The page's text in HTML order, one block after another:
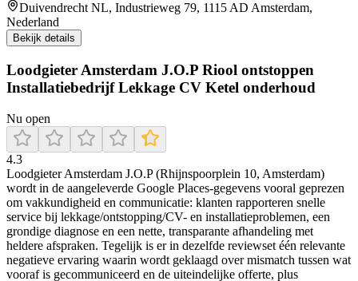
Duivendrecht NL, Industrieweg 79, 1115 AD Amsterdam,
Nederland
Bekijk details
Loodgieter Amsterdam J.O.P Riool ontstoppen
Installatiebedrijf Lekkage CV Ketel onderhoud
Nu open
4.3
Loodgieter Amsterdam J.O.P (Rhijnspoorplein 10, Amsterdam)
wordt in de aangeleverde Google Places-gegevens vooral geprezen
om vakkundigheid en communicatie: klanten rapporteren snelle
service bij lekkage/ontstopping/CV- en installatieproblemen, een
grondige diagnose en een nette, transparante afhandeling met
heldere afspraken. Tegelijk is er in dezelfde reviewset één relevante
negatieve ervaring waarin wordt geklaagd over mismatch tussen wat
vooraf is gecommuniceerd en de uiteindelijke offerte, plus